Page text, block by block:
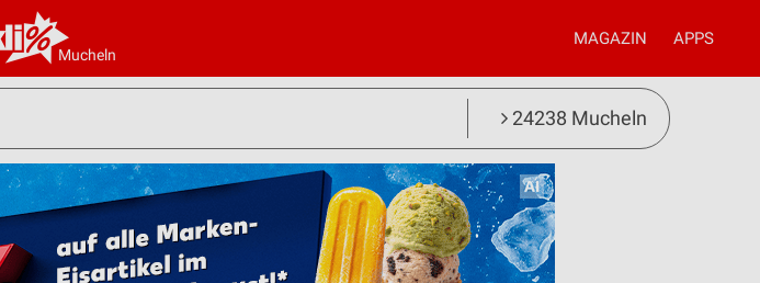
Mucheln
MAGAZIN APPS
24238 Mucheln